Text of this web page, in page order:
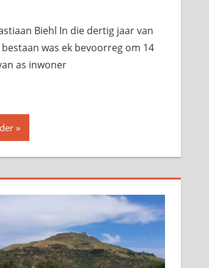
Biehl In die dertig jaar van
was ek bevoorreg om 14
as inwoner